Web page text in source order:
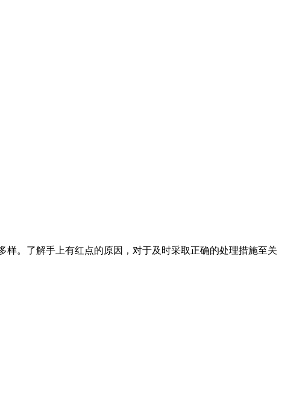
。了解手上有红点的原因，对于及时采取正确的处理措施至关